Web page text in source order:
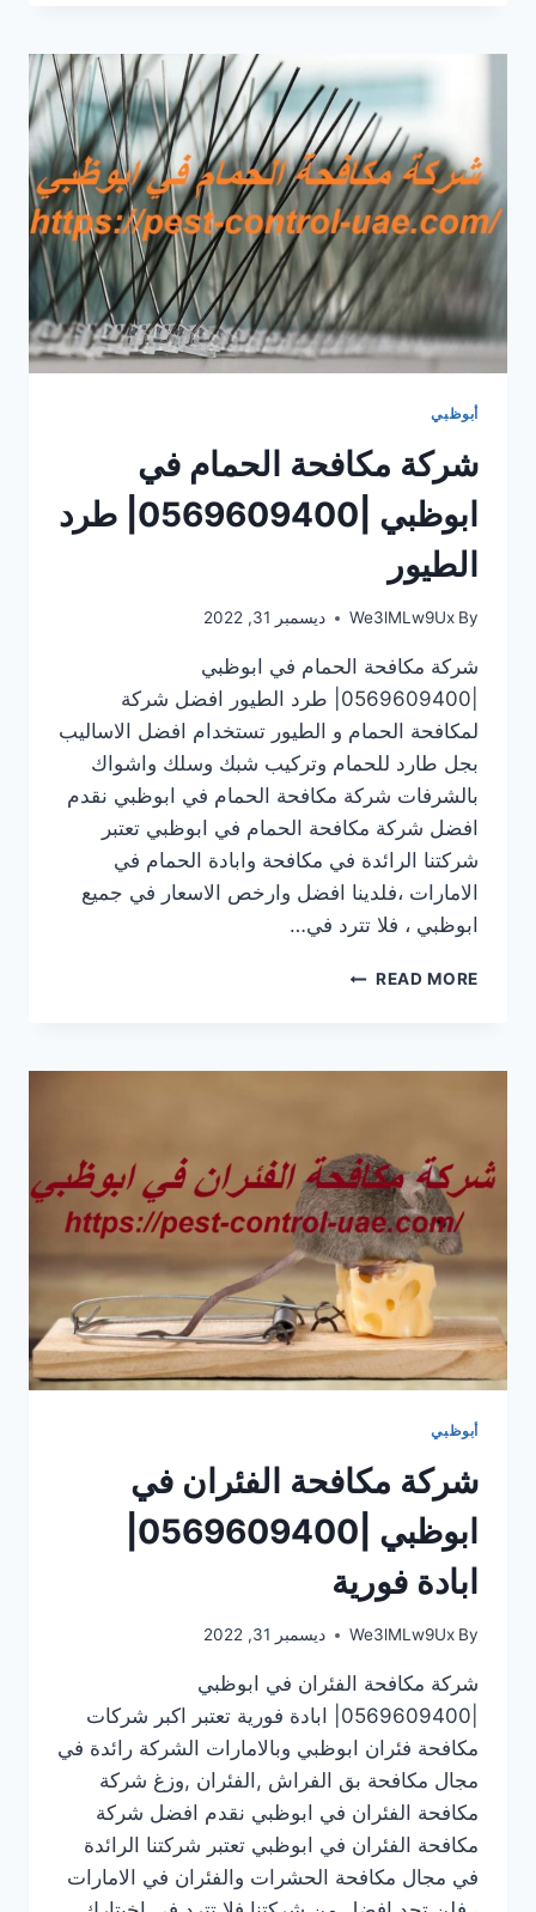
|0569609400|
مكافحة
الأرضة
أبوظبي
شركة مكافحة الحمام في
ابوظبي |0569609400| طرد
الطيور
By
We3lMLw9Ux ديسمبر 31, 2022
شركة مكافحة الحمام في ابوظبي
|0569609400| طرد الطيور افضل شركة
لمكافحة الحمام و الطيور تستخدام افضل الاساليب
بجل طارد للحمام وتركيب شبك وسلك واشواك
بالشرفات شركة مكافحة الحمام في ابوظبي نقدم
افضل شركة مكافحة الحمام في ابوظبي تعتبر
شركتنا الرائدة في مكافحة وابادة الحمام في
الامارات ،فلدينا افضل وارخص الاسعار في جميع
ابوظبي ، فلا تترد في…
READ MOREشركة
ابوظبي
الطيور
أبوظبي
شركة مكافحة الفئران في
ابادة فورية
By
We3lMLw9Ux ديسمبر 31, 2022
شركة مكافحة الفئران في ابوظبي
|0569609400| ابادة فورية تعتبر اكبر شركات
مكافحة فئران ابوظبي وبالامارات الشركة رائدة في
مجال مكافحة بق الفراش ,الفئران ,وزغ شركة
مكافحة الفئران في ابوظبي نقدم افضل شركة
مكافحة الفئران في ابوظبي تعتبر شركتنا الرائدة
في مجال مكافحة الحشرات والفئران في الامارات